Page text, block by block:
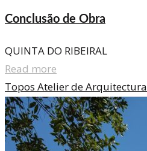
Conclusão de Obra
QUINTA DO RIBEIRAL
Read more
Topos Atelier de Arquitectura